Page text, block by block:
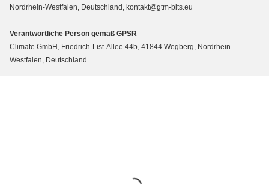
Nordrhein-Westfalen, Deutschland, kontakt@gtm-bits.eu
Verantwortliche Person gemäß GPSR
Climate GmbH, Friedrich-List-Allee 44b, 41844 Wegberg, Nordrhein-
Westfalen, Deutschland